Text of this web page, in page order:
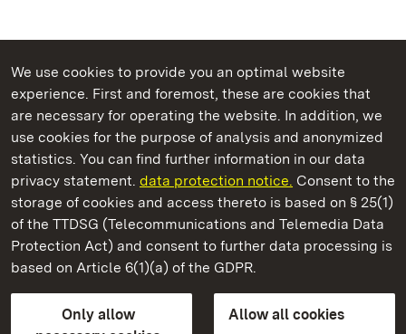
We use cookies to provide you an optimal website
experience. First and foremost, these are cookies that
are necessary for operating the website. In addition, we
use cookies for the purpose of analysis and anonymized
statistics. You can find further information in our data
privacy statement. data protection notice. Consent to the
storage of cookies and access thereto is based on § 25(1)
of the TTDSG (Telecommunications and Telemedia Data
Protection Act) and consent to further data processing is
based on Article 6(1)(a) of the GDPR.
Only allow
Allow all cookies
State Palaces and Gardens of Baden-Wuerttemberg
Salem Monastery and Palace
State Palaces and Gardens of Baden-Wuerttemberg
Contact usFAQMasthead